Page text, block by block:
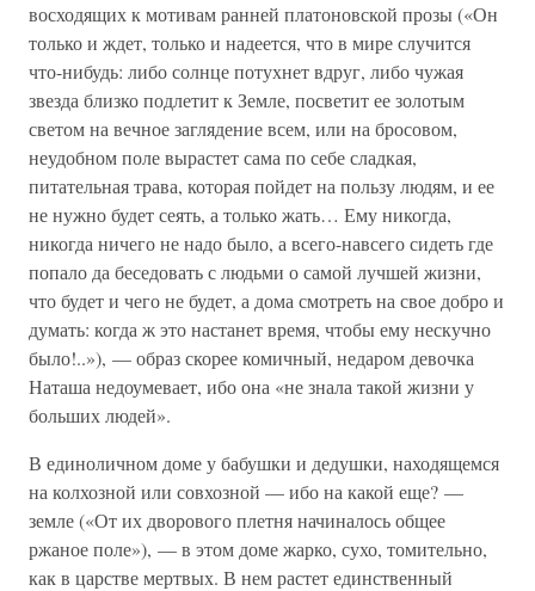
восходящих к мотивам ранней платоновской прозы («Он
только и ждет, только и надеется, что в мире случится
что-нибудь: либо солнце потухнет вдруг, либо чужая
звезда близко подлетит к Земле, посветит ее золотым
светом на вечное заглядение всем, или на бросовом,
неудобном поле вырастет сама по себе сладкая,
питательная трава, которая пойдет на пользу людям, и ее
не нужно будет сеять, а только жать… Ему никогда,
никогда ничего не надо было, а всего-навсего сидеть где
попало да беседовать с людьми о самой лучшей жизни,
что будет и чего не будет, а дома смотреть на свое добро и
думать: когда ж это настанет время, чтобы ему нескучно
было!..»), — образ скорее комичный, недаром девочка
Наташа недоумевает, ибо она «не знала такой жизни у
больших людей».
В единоличном доме у бабушки и дедушки, находящемся
на колхозной или совхозной — ибо на какой еще? —
земле («От их дворового плетня начиналось общее
ржаное поле»), — в этом доме жарко, сухо, томительно,
как в царстве мертвых. В нем растет единственный